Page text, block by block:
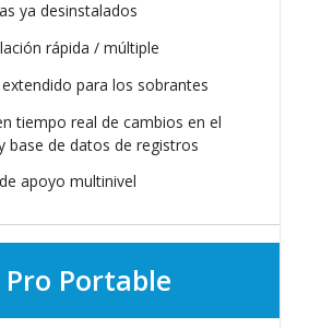
ya desinstalados
rápida / múltiple
para los sobrantes
tiempo real de cambios en el
base de datos de registros
apoyo multinivel
Pro Portable